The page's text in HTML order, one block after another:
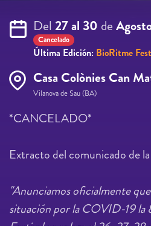
Del 27 al 30 de
Cancelado
Última Edición: BioRitme
Casa Colònies Can
Vilanova de Sau (BA)
*CANCELADO*
Extracto del comunicado de
"Anunciamos oficialmente
situación por la COVID-19 la